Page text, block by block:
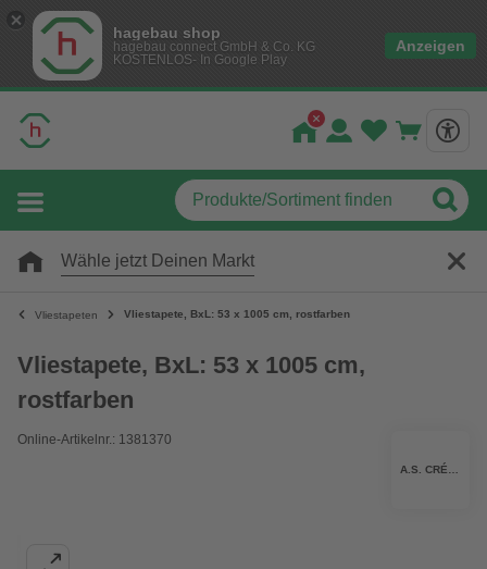
hagebau shop
hagebau connect GmbH & Co. KG
KOSTENLOS- In Google Play
Anzeigen
Wähle jetzt Deinen Markt
Vliestapeten Vliestapete, BxL: 53 x 1005 cm, rostfarben
Vliestapete, BxL: 53 x 1005 cm,
rostfarben
Online-Artikelnr.: 1381370